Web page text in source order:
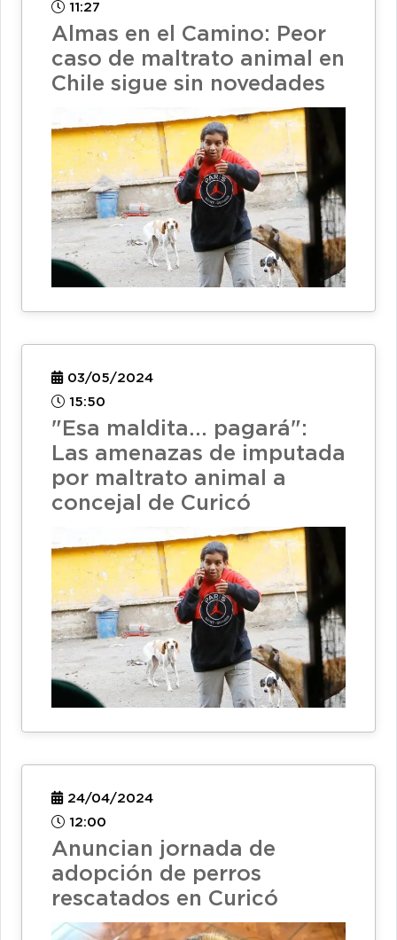
11:27
Almas en el Camino: Peor
caso de maltrato animal en
Chile sigue sin novedades
03/05/2024
15:50
"Esa maldita... pagará":
Las amenazas de imputada
por maltrato animal a
concejal de Curicó
24/04/2024
12:00
Anuncian jornada de
adopción de perros
rescatados en Curicó